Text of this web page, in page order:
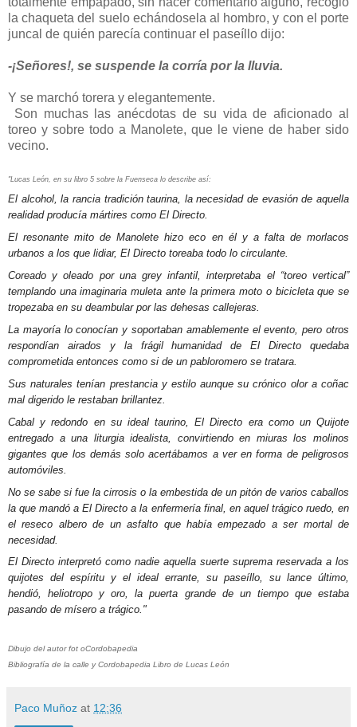
la chaqueta del suelo echándosela al hombro, y con el porte
juncal de quién parecía continuar el paseíllo dijo:
-¡Señores!, se suspende la corría por la lluvia.
Y se marchó torera y elegantemente.
Son muchas las anécdotas de su vida de aficionado al
toreo y sobre todo a Manolete, que le viene de haber sido
vecino.
"Lucas León, en su libro 5 sobre la Fuenseca lo describe así:
El alcohol, la rancia tradición taurina, la necesidad de evasión de aquella
realidad producía mártires como El Directo.
El resonante mito de Manolete hizo eco en él y a falta de morlacos
urbanos a los que lidiar, El Directo toreaba todo lo circulante.
Coreado y oleado por una grey infantil, interpretaba el “toreo vertical”
templando una imaginaria muleta ante la primera moto o bicicleta que se
tropezaba en su deambular por las dehesas callejeras.
La mayoría lo conocían y soportaban amablemente el evento, pero otros
respondían airados y la frágil humanidad de El Directo quedaba
comprometida entonces como si de un pabloromero se tratara.
Sus naturales tenían prestancia y estilo aunque su crónico olor a coñac
mal digerido le restaban brillantez.
Cabal y redondo en su ideal taurino, El Directo era como un Quijote
entregado a una liturgia idealista, convirtiendo en miuras los molinos
gigantes que los demás solo acertábamos a ver en forma de peligrosos
automóviles.
No se sabe si fue la cirrosis o la embestida de un pitón de varios caballos
la que mandó a El Directo a la enfermería final, en aquel trágico ruedo, en
el reseco albero de un asfalto que había empezado a ser mortal de
necesidad.
El Directo interpretó como nadie aquella suerte suprema reservada a los
quijotes del espíritu y el ideal errante, su paseíllo, su lance último,
hendió, heliotropo y oro, la puerta grande de un tiempo que estaba
pasando de mísero a trágico."
Dibujo del autor fot oCordobapedia
Bibliografía de la calle y Cordobapedia Libro de Lucas León
Paco Muñoz at 12:36